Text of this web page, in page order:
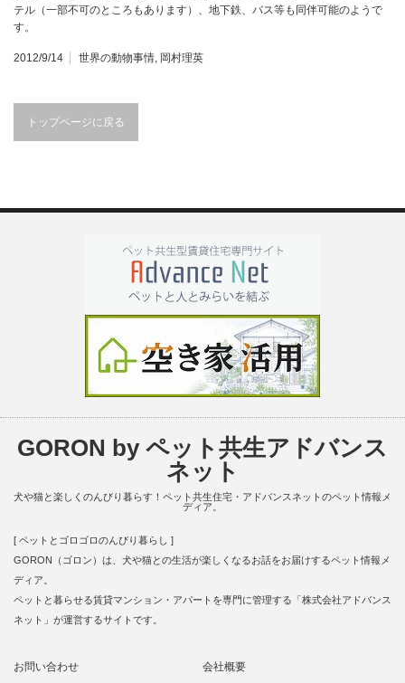
テル（一部不可のところもあります）、地下鉄、バス等も同伴可能のようで
す。
2012/9/14 世界の動物事情 岡村理英
トップページに戻る
GORON by ペット共生アドバンス
ネット
犬や猫と楽しくのんびり暮らす！ペット共生住宅・アドバンスネットのペット情報メ
ディア。
[ ペットとゴロゴロのんびり暮らし ]
GORON（ゴロン）は、犬や猫との生活が楽しくなるお話をお届けするペット情報メ
ディア。
ペットと暮らせる賃貸マンション・アパートを専門に管理する「株式会社アドバンス
ネット」が運営するサイトです。
お問い合わせ 会社概要